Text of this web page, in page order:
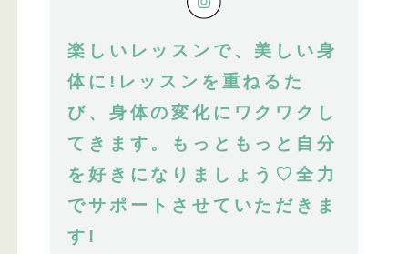
楽しいレッスンで、美しい身
体に!レッスンを重ねるた
び、身体の変化にワクワクし
てきます。もっともっと自分
を好きになりましょう♡全力
でサポートさせていただきま
す!